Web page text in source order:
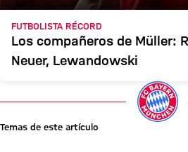
FUTBOLISTA RÉCORD
Los compañeros de Müller:
Neuer, Lewandowski
Temas de este artículo